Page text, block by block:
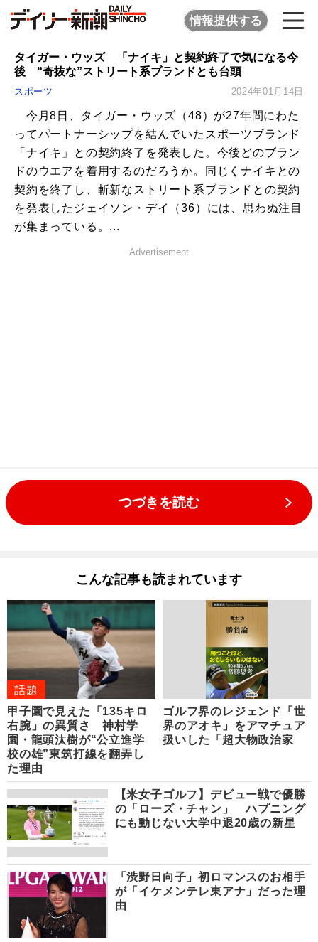
情報提供する
タイガー・ウッズ 「ナイキ」と契約終了で気になる今
後 “奇抜な”ストリート系ブランドとも台頭
スポーツ 2024年01月14日
今月8日、タイガー・ウッズ（48）が27年間にわた
ってパートナーシップを結んでいたスポーツブランド
「ナイキ」との契約終了を発表した。今後どのブラン
ドのウエアを着用するのだろうか。同じくナイキとの
契約を終了し、斬新なストリート系ブランドとの契約
を発表したジェイソン・デイ（36）には、思わぬ注目
が集まっている。...
Advertisement
つづきを読む
こんな記事も読まれています
話題
甲子園で見えた「135キロ
右腕」の異質さ 神村学
園・龍頭汰樹が“公立進学
校の雄”東筑打線を翻弄し
た理由
ゴルフ界のレジェンド「世
界のアオキ」をアマチュア
扱いした「超大物政治家
【米女子ゴルフ】デビュー戦で優勝
の「ローズ・チャン」 ハプニング
にも動じない大学中退20歳の新星
「渋野日向子」初ロマンスのお相手
が「イケメンテレ東アナ」だった理
由